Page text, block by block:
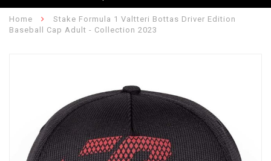
Home
Stake Formula 1 Valtteri Bottas Driver Edition
Baseball Cap Adult - Collection 2023